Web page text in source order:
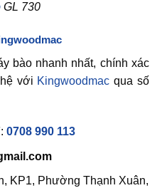
GL 730
bào nhanh nhất, chính xác
với Kingwoodmac qua số
0708 990 113
KP1, Phường Thạnh Xuân,